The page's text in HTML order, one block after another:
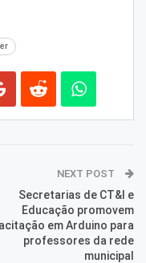
NEXT POST
Secretarias de CT&I e
Educação promovem
em Arduino para
professores da rede
municipal